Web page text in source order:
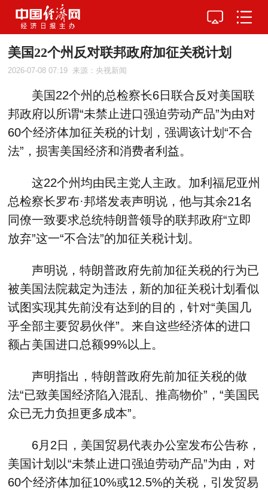
美国22个州反对联邦政府加征关税计划
2026-07-08 07:19 来源：央视新闻
美国22个州的总检察长6日联合反对美国联
邦政府以所谓“未禁止进口强迫劳动产品”为由对
60个经济体加征关税的计划，强调该计划“不合
法”，损害美国经济和消费者利益。
这22个州均由民主党人主政。加利福尼亚州
总检察长罗布·邦塔发表声明说，他与其余21名
同僚一致要求总统特朗普领导的联邦政府“立即
放弃”这一“不合法”的加征关税计划。
声明说，特朗普政府先前加征关税的行为已
被美国法院裁定为违法，新的加征关税计划看似
试图实现其先前没有达到的目的，针对“美国几
乎全部主要贸易伙伴”。来自这些经济体的进口
额占美国进口总额99%以上。
声明指出，特朗普政府先前加征关税的做
法“已致美国经济陷入混乱、推高物价”，“美国民
众已无力负担更多成本”。
6月2日，美国贸易代表办公室发布公告称，
美国计划以“未禁止进口强迫劳动产品”为由，对
60个经济体加征10%或12.5%的关税，引发贸易